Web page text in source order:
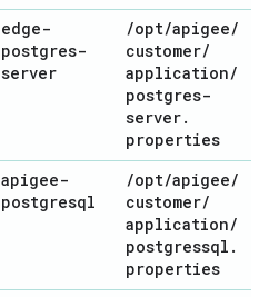
edge-
postgres-
server
/opt/apigee/
customer/
application/
postgres-
server.
properties
apigee-
postgresql
/opt/apigee/
customer/
application/
postgressql .
properties